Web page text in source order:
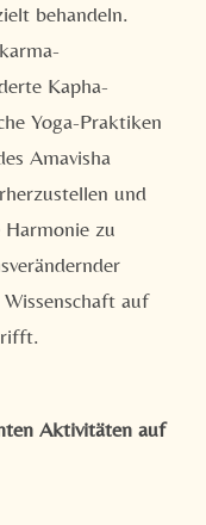
behandeln.
Kapha-
Yoga-Praktiken
Amavisha
und
zu
auf
Aktivitäten auf